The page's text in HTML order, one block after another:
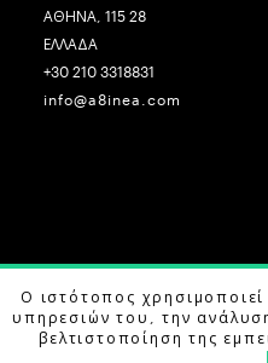
ΑΘΗΝΑ, 115 28
ΕΛΛΑΔΑ
+30 210 3318831
info@a8inea.com
COPYRIGHT © 2026 αθηΝΕΑ,
DESIGN BY G DESIGN STUDIO.
Ο ιστότοπος
υπηρεσιών του, την
βελτιστοποίηση της